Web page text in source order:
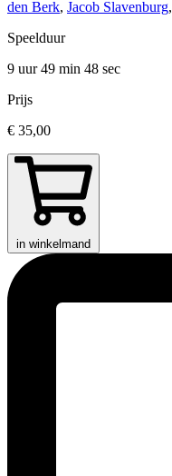
den Berk, Jacob Slavenburg,
Speelduur
9 uur 49 min 48 sec
Prijs
€ 35,00
in winkelmand